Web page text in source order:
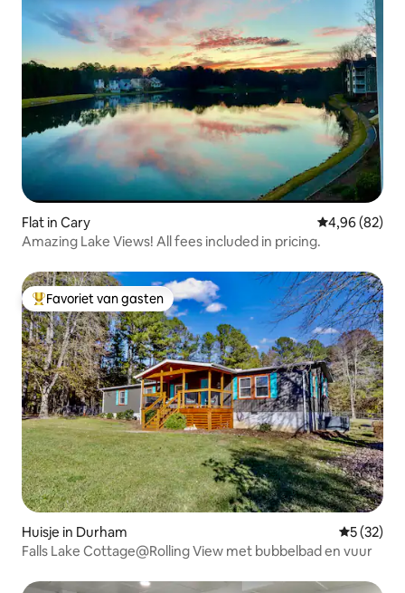
Flat in Cary Gemiddelde
4,96 (82)
Amazing Lake Views! All fees included in pricing.
Topfavoriet van gasten
Favoriet van gasten
Huisje in Durham
5 (32)
Falls Lake Cottage@Rolling View met bubbelbad en vuur